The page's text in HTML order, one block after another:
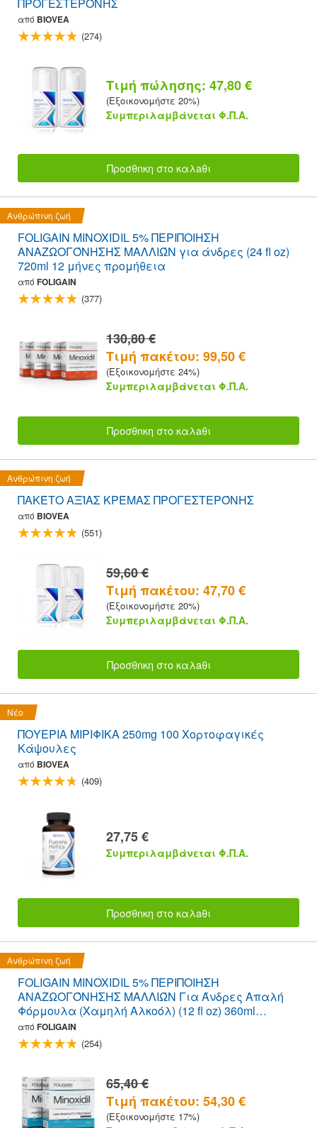
ΠΡΟΓΕΣΤΕΡΌΝΗΣ
από BIOVEA
(274)
Τιμή πώλησης: 47,80 €
(Εξοικονομήστε 20%)
Συμπεριλαμβάνεται Φ.Π.Α.
Προσθnκη στο καλaθι
Ανθρώπινη ζωή
FOLIGAIN MINOXIDIL 5% ΠΕΡΙΠΟΙΗΣΗ
ΑΝΑΖΩΟΓΌΝΗΣΗΣ ΜΑΛΛΙΏΝ για άνδρες (24 fl oz)
720ml 12 μήνες προμήθεια
από FOLIGAIN
(377)
130,80 €
Τιμή πακέτου: 99,50 €
(Εξοικονομήστε 24%)
Συμπεριλαμβάνεται Φ.Π.Α.
Προσθnκη στο καλaθι
Ανθρώπινη ζωή
ΠΑΚΈΤΟ ΑΞΊΑΣ ΚΡΈΜΑΣ ΠΡΟΓΕΣΤΕΡΌΝΗΣ
από BIOVEA
(551)
59,60 €
Τιμή πακέτου: 47,70 €
(Εξοικονομήστε 20%)
Συμπεριλαμβάνεται Φ.Π.Α.
Προσθnκη στο καλaθι
Νέο
ΠΟΥΕΡΙΑ ΜΙΡΙΦΙΚΑ 250mg 100 Χορτοφαγικές
Κάψουλες
από BIOVEA
(409)
27,75 €
Συμπεριλαμβάνεται Φ.Π.Α.
Προσθnκη στο καλaθι
Ανθρώπινη ζωή
FOLIGAIN MINOXIDIL 5% ΠΕΡΙΠΟΙΗΣΗ
ΑΝΑΖΩΟΓΌΝΗΣΗΣ ΜΑΛΛΙΏΝ Για Άνδρες Απαλή
Φόρμουλα (Χαμηλή Αλκοόλ) (12 fl oz) 360ml
Παροχή 6 Μηνών
από FOLIGAIN
(254)
65,40 €
Τιμή πακέτου: 54,30 €
(Εξοικονομήστε 17%)